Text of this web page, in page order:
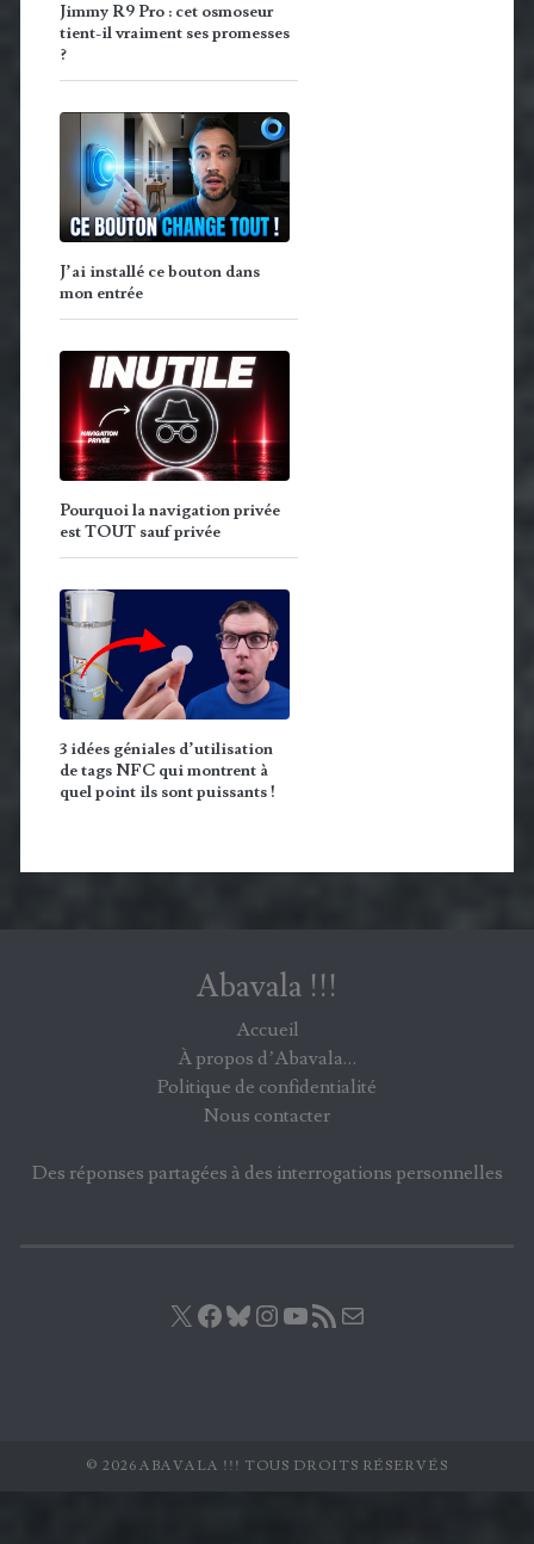
Jimmy R9 Pro : cet osmoseur
tient-il vraiment ses promesses
?
J’ai installé ce bouton dans
mon entrée
Pourquoi la navigation privée
est TOUT sauf privée
3 idées géniales d’utilisation
de tags NFC qui montrent à
quel point ils sont puissants !
Abavala !!!
Accueil
À propos d’Abavala…
Politique de confidentialité
Nous contacter
Des réponses partagées à des interrogations personnelles
X Facebook
Bluesky
Instagram
YouTube
Flux RSS
© 2026 ABAVALA !!! TOUS DROITS RÉSERVÉS